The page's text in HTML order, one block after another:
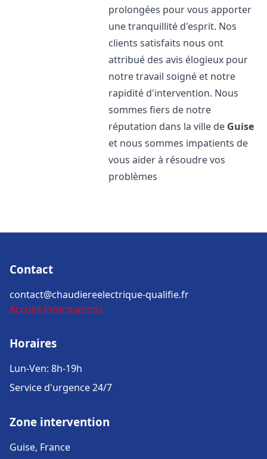
prolongées pour vous apporter
une tranquillité d'esprit. Nos
clients satisfaits nous ont
attribué des avis élogieux pour
notre travail soigné et notre
rapidité d'intervention. Nous
sommes fiers de notre
réputation dans la ville de Guise
et nous sommes impatients de
vous aider à résoudre vos
problèmes
Contact
contact@chaudiereelectrique-qualifie.fr
Accueil Informations
Horaires
Lun-Ven: 8h-19h
Service d'urgence 24/7
Zone intervention
Guise, France